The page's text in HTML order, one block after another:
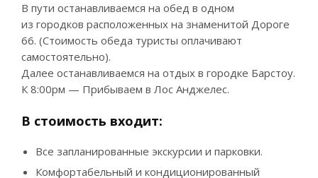
В пути останавливаемся на обед в одном
из городков расположенных на знаменитой Дороге
66. (Стоимость обеда туристы оплачивают
самостоятельно).
Далее останавливаемся на отдых в городке Барстоу.
К 8:00рм — Прибываем в Лос Анджелес.
В стоимость входит:
Все запланированные экскурсии и парковки.
Комфортабельный и кондиционированный